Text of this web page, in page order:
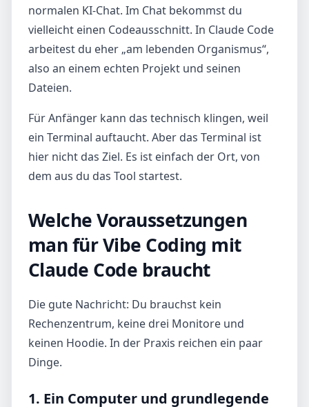
normalen KI-Chat. Im Chat bekommst du
vielleicht einen Codeausschnitt. In Claude Code
arbeitest du eher „am lebenden Organismus“,
also an einem echten Projekt und seinen
Dateien.
Für Anfänger kann das technisch klingen, weil
ein Terminal auftaucht. Aber das Terminal ist
hier nicht das Ziel. Es ist einfach der Ort, von
dem aus du das Tool startest.
Welche Voraussetzungen
man für Vibe Coding mit
Claude Code braucht
Die gute Nachricht: Du brauchst kein
Rechenzentrum, keine drei Monitore und
keinen Hoodie. In der Praxis reichen ein paar
Dinge.
1. Ein Computer und grundlegende